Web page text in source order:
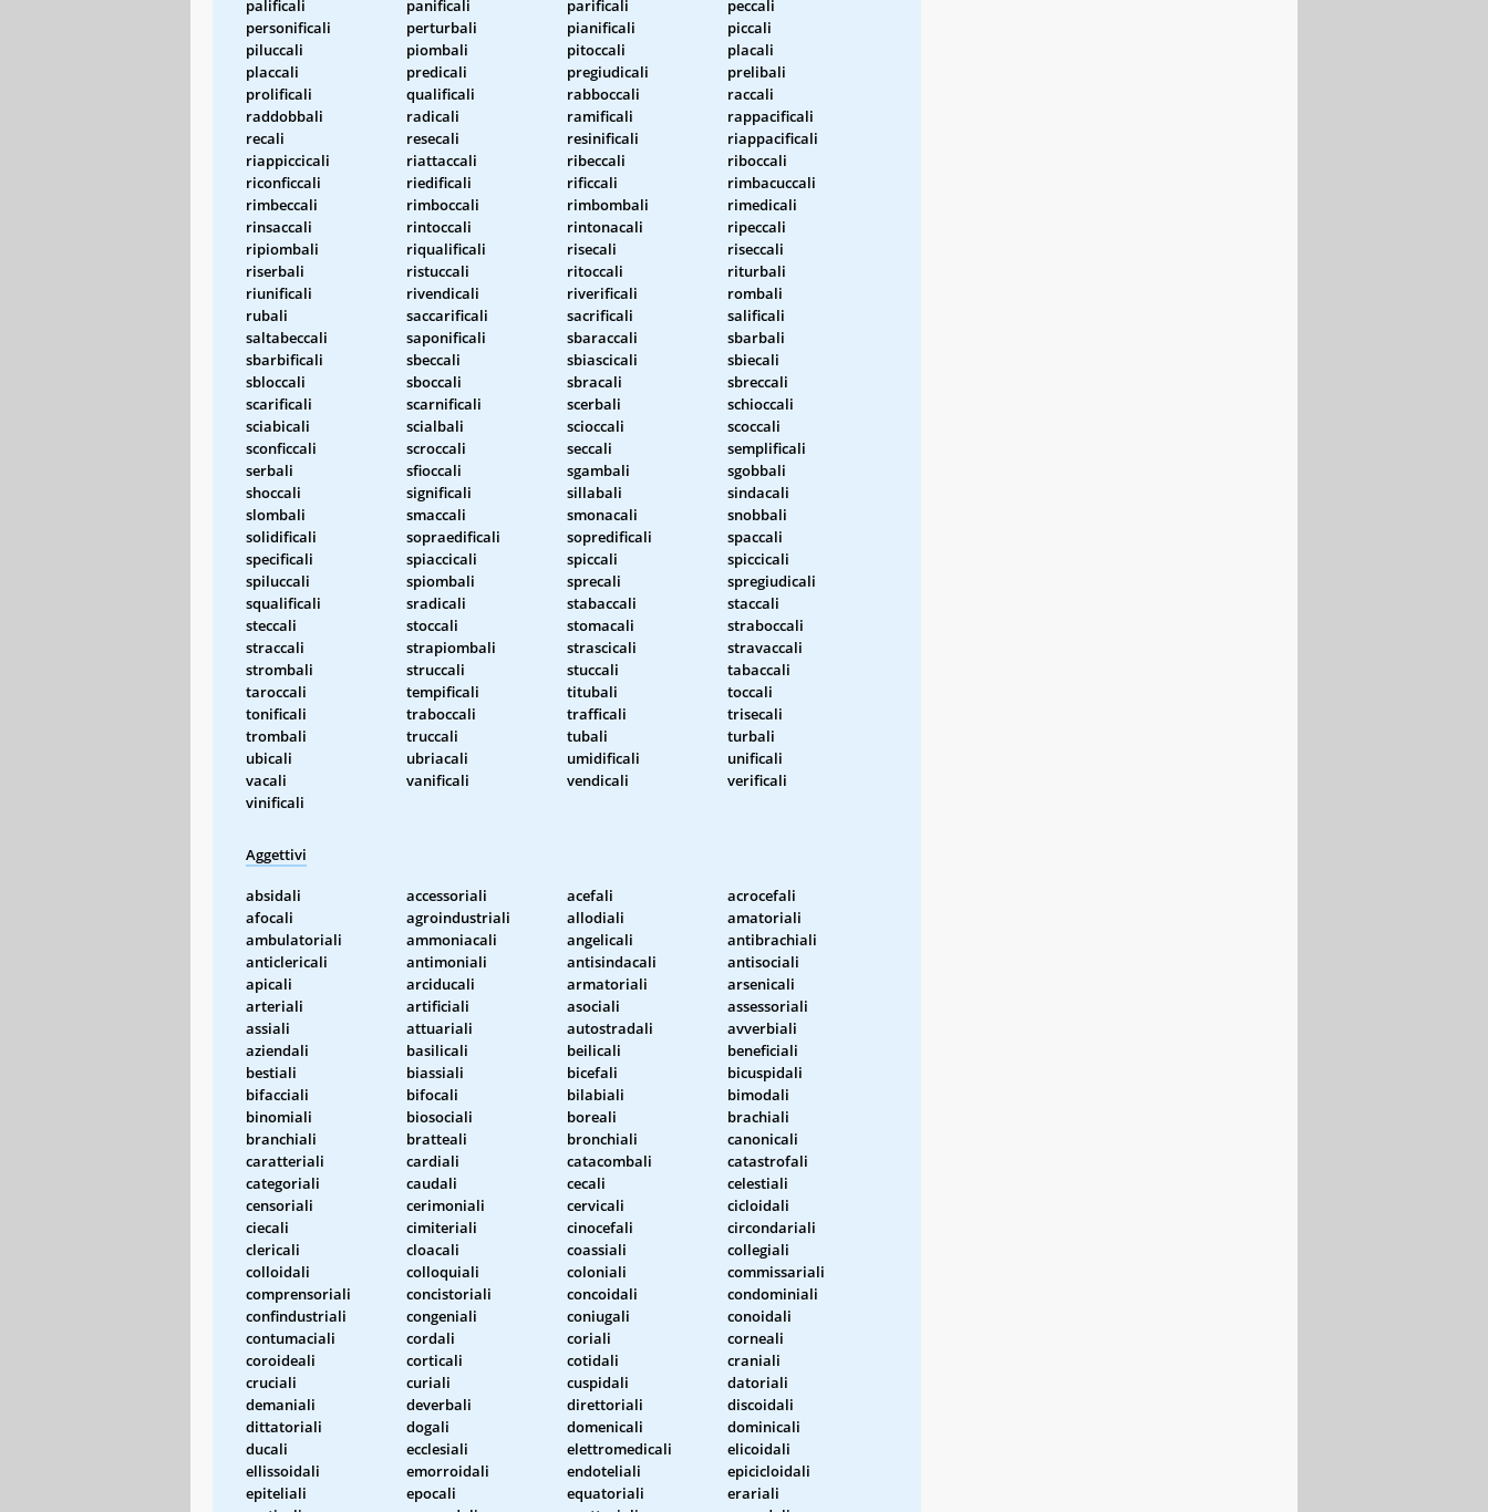
palificali
panificali parificali
peccali
personificali
perturbali pianificali
piccali
piluccali
piombali pitoccali
placali
placcali
predicali pregiudicali
prelibali
prolificali
qualificali rabboccali
raccali
raddobbali
radicali ramificali
rappacificali
recali
resecali resinificali
riappacificali
riappiccicali
riattaccali ribeccali
riboccali
riconficcali
riedificali rificcali
rimbacuccali
rimbeccali
rimboccali rimbombali
rimedicali
rinsaccali
rintoccali rintonacali
ripeccali
ripiombali
riqualificali risecali
riseccali
riserbali
ristuccali ritoccali
riturbali
riunificali
rivendicali riverificali
rombali
rubali
saccarificali sacrificali
salificali
saltabeccali
saponificali sbaraccali
sbarbali
sbarbificali
sbeccali sbiascicali
sbiecali
sbloccali
sboccali sbracali
sbreccali
scarificali
scarnificali scerbali
schioccali
sciabicali
scialbali scioccali
scoccali
sconficcali
scroccali seccali
semplificali
serbali
sfioccali sgambali
sgobbali
shoccali
significali sillabali
sindacali
slombali
smaccali smonacali
snobbali
solidificali
sopraedificali sopredificali
spaccali
specificali
spiaccicali spiccali
spiccicali
spiluccali
spiombali sprecali
spregiudicali
squalificali
sradicali stabaccali
staccali
steccali
stoccali stomacali
straboccali
straccali
strapiombali strascicali
stravaccali
strombali
struccali stuccali
tabaccali
taroccali
tempificali titubali
toccali
tonificali
traboccali trafficali
trisecali
trombali
truccali tubali
turbali
ubicali
ubriacali umidificali
unificali
vacali
vanificali vendicali
verificali
vinificali
Aggettivi
absidali accessoriali acefali
acrocefali
afocali
agroindustriali allodiali
amatoriali
ambulatoriali
ammoniacali angelicali
antibrachiali
anticlericali
antimoniali antisindacali
antisociali
apicali
arciducali armatoriali
arsenicali
arteriali
artificiali asociali
assessoriali
assiali
attuariali autostradali
avverbiali
aziendali
basilicali beilicali
beneficiali
bestiali
biassiali bicefali
bicuspidali
bifacciali
bifocali bilabiali
bimodali
binomiali
biosociali boreali
brachiali
branchiali
bratteali bronchiali
canonicali
caratteriali
cardiali catacombali
catastrofali
categoriali
caudali cecali
celestiali
censoriali
cerimoniali cervicali
cicloidali
ciecali
cimiteriali cinocefali
circondariali
clericali
cloacali coassiali
collegiali
colloidali
colloquiali coloniali
commissariali
comprensoriali
concistoriali concoidali
condominiali
confindustriali
congeniali coniugali
conoidali
contumaciali
cordali coriali
corneali
coroideali
corticali cotidali
craniali
cruciali
curiali cuspidali
datoriali
demaniali
deverbali direttoriali
discoidali
dittatoriali
dogali domenicali
dominicali
ducali
ecclesiali elettromedicali
elicoidali
ellissoidali
emorroidali endoteliali
epicicloidali
epiteliali
epocali equatoriali
erariali